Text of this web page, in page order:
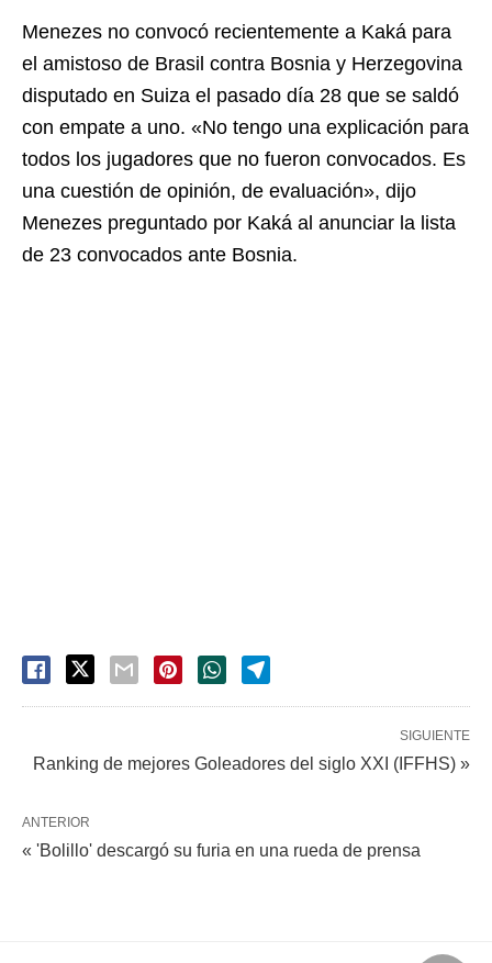
Menezes no convocó recientemente a Kaká para
el amistoso de Brasil contra Bosnia y Herzegovina
disputado en Suiza el pasado día 28 que se saldó
con empate a uno. «No tengo una explicación para
todos los jugadores que no fueron convocados. Es
una cuestión de opinión, de evaluación», dijo
Menezes preguntado por Kaká al anunciar la lista
de 23 convocados ante Bosnia.
SIGUIENTE
Ranking de mejores Goleadores del siglo XXI (IFFHS) »
ANTERIOR
« 'Bolillo' descargó su furia en una rueda de prensa